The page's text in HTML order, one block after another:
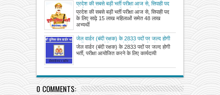
प्रदेश की सबसे बड़ी भर्ती परीक्षा आज से, सिपाही पद
के लिए साढ़े 15 लाख महिलाओं समेत 48 लाख
अभ्यर्थी दो दिन में होंगे शामिल
प्रदेश की सबसे बड़ी भर्ती परीक्षा आज से, सिपाही पद
के लिए साढ़े 15 लाख महिलाओं समेत 48 लाख
अभ्यर्थी
जेल वार्डर (बंदी रक्षक) के 2833 पदों पर जल्द होगी
भर्ती, परीक्षा आयोजित करने के लिए कार्यदायी
संस्थाओं से मांगे आवेदन
जेल वार्डर (बंदी रक्षक) के 2833 पदों पर जल्द होगी
भर्ती, परीक्षा आयोजित करने के लिए कार्यदायी
0 COMMENTS: